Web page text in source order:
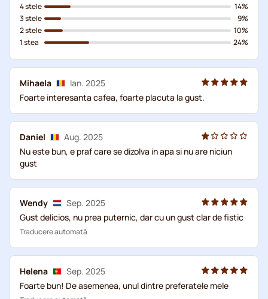
4 stele
3 stele
2 stele
1 stea
14%
9%
10%
24%
Mihaela
Ian. 2025
Foarte interesanta cafea, foarte placuta la gust.
Daniel
Aug. 2025
Nu este bun, e praf care se dizolva in apa si nu are niciun
gust
Wendy
Sep. 2025
Gust delicios, nu prea puternic, dar cu un gust clar de fistic
Traducere automată
Helena
Sep. 2025
Foarte bun! De asemenea, unul dintre preferatele mele